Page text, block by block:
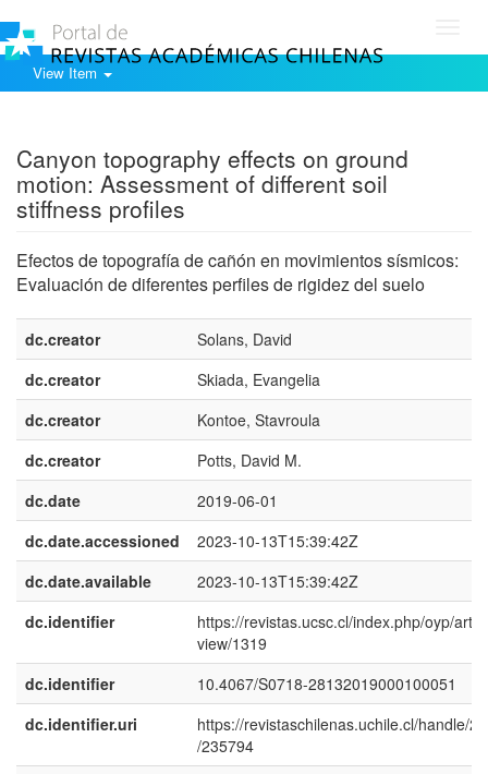
View Item
Canyon topography effects on ground
motion: Assessment of different soil
stiffness profiles
Efectos de topografía de cañón en movimientos sísmicos:
Evaluación de diferentes perfiles de rigidez del suelo
dc.creator
Solans, David
dc.creator
Skiada, Evangelia
dc.creator
Kontoe, Stavroula
dc.creator
Potts, David M.
dc.date
2019-06-01
dc.date.accessioned
2023-10-13T15:39:42Z
dc.date.available
2023-10-13T15:39:42Z
dc.identifier
https://revistas.ucsc.cl/index.php/oyp/
view/1319
dc.identifier
10.4067/S0718-28132019000100051
dc.identifier.uri
https://revistaschilenas.uchile.cl/handle/
/235794